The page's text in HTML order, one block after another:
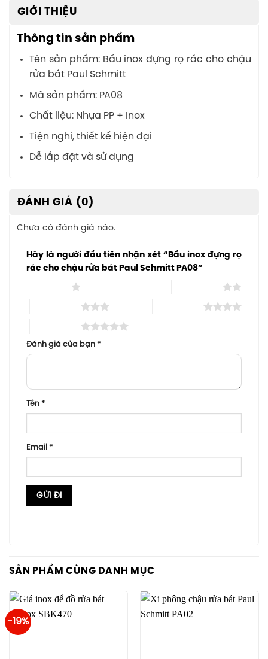
GIỚI THIỆU
Thông tin sản phẩm
Tên sản phẩm: Bầu inox đựng rọ rác cho chậu
rửa bát Paul Schmitt
Mã sản phẩm: PA08
Chất liệu: Nhựa PP + Inox
Tiện nghi, thiết kế hiện đại
Dễ lắp đặt và sử dụng
ĐÁNH GIÁ (0)
Chưa có đánh giá nào.
Hãy là người đầu tiên nhận xét “Bầu inox đựng rọ
rác cho chậu rửa bát Paul Schmitt PA08”
Đánh giá của bạn *
Tên *
Email *
SẢN PHẨM CÙNG DANH MỤC
-19%